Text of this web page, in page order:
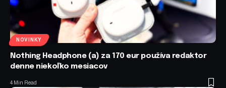
NOVINKY
Nothing Headphone (a) za 170 eur používa redaktor
denne niekoľko mesiacov
4 Min Read